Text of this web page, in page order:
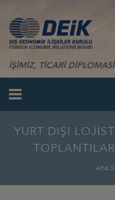
İŞİMİZ, TİCARİ DİPLOMASİ
YURT DIŞI
Ana